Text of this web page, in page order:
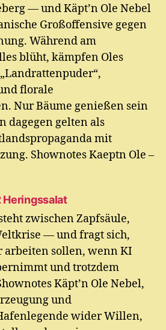
— und Käpt’n Ole Nebel
Großoffensive gegen
Während am
blüht, kämpfen Oles
florale
Nur Bäume genießen sein
dagegen gelten als
mit
Shownotes Kaeptn Ole –
Heringssalat
zwischen Zapfsäule,
— und fragt sich,
sollen, wenn KI
und trotzdem
Käpt’n Ole Nebel,
und
wider Willen,